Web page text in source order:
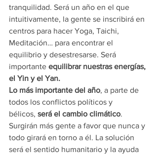
tranquilidad. Será un año en el que
intuitivamente, la gente se inscribirá en
centros para hacer Yoga, Taichi,
Meditación… para encontrar el
equilibrio y desestresarse. Será
importante equilibrar nuestras energías,
el Yin y el Yan.
Lo más importante del año, a parte de
todos los conflictos políticos y
bélicos, será el cambio climático.
Surgirán más gente a favor que nunca y
todo girará en torno a él. La solución
será el sentido humanitario y la ayuda